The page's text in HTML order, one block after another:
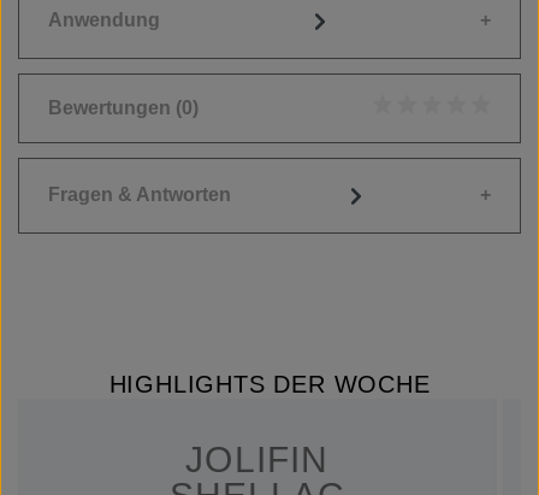
Anwendung
Bewertungen (0)
Fragen & Antworten
HIGHLIGHTS DER WOCHE
JOLIFIN